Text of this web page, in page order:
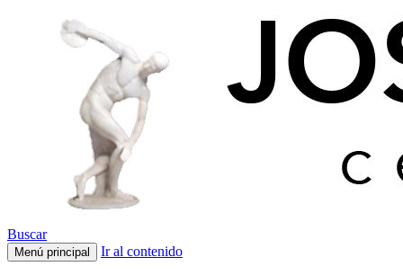
Buscar
Menú principal Ir al contenido